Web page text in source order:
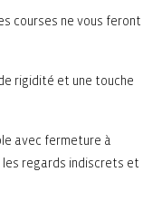
courses ne vous feront
rigidité et une touche
avec fermeture à
regards indiscrets et